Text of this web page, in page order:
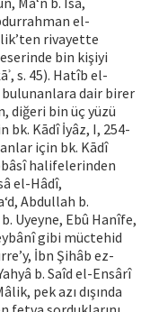
el-
rivayette
bin kişiyi
s. 45). Hatîb el-
bulunanlara dair birer
diğeri bin üç yüzü
bk. Kādî İyâz, I, 254-
için bk. Kādî
halifelerinden
el-Hâdî,
Abdullah b.
Uyeyne, Ebû Hanîfe,
gibi müctehid
İbn Şihâb ez-
b. Saîd el-Ensârî
pek azı dışında